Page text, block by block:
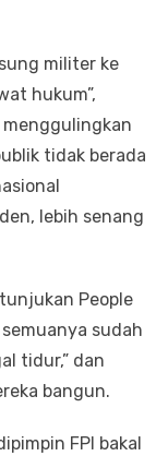
militer ke
hukum”,
tidak berada
lebih senang
People
semuanya sudah
tidur,” dan
bangun.
FPI bakal